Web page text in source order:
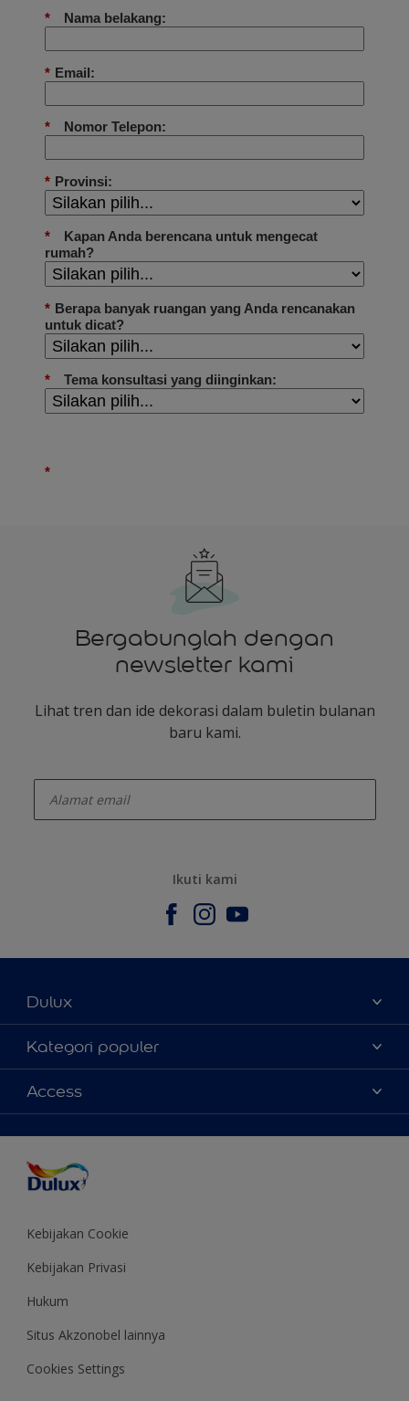
Bergabunglah dengan
newsletter kami
Lihat tren dan ide dekorasi dalam buletin bulanan
baru kami.
Ikuti kami
Dulux
Tentang Kami
Contact us
Temukan toko
Kategori populer
Warna
Produk
Inspirasi
Saran Mendekorasi
Colour of the Year
Access
Kebijakan Cookie
Kebijakan Privasi
Hukum
Situs Akzonobel lainnya
Cookies Settings